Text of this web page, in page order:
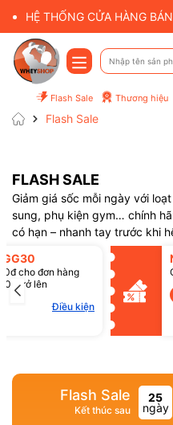
HỆ THỐNG CỬA HÀNG
Flash Sale Thương hiệu
Flash Sale
FLASH SALE
Giảm giá sốc mỗi ngày với
sung, phụ kiện gym… chính
có hạn – nhanh tay trước khi
cho đơn hàng
trở lên
Điều kiện
Mã giảm giá:
Flash Sale
Kết thúc sau
25
ngày